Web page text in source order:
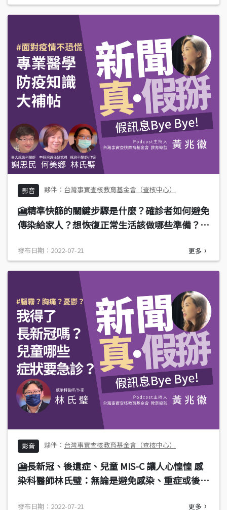
影音 台灣事實查核教育基金會（查核中心）
🎦精準快篩的關鍵步驟是什麼？確診者如何避免
傳染給家人？想恢復正常生活該做哪些準備？專
列短片
發布日期：2022-07-21 更多
影音 台灣事實查核教育基金會（查核中心）
🎦長新冠、後遺症、兒童 MIS-C 讓人心惶惶 感
染科醫師林氏璧：無論是避免感染、重症或後遺
發布日期：2022-07-21 更多